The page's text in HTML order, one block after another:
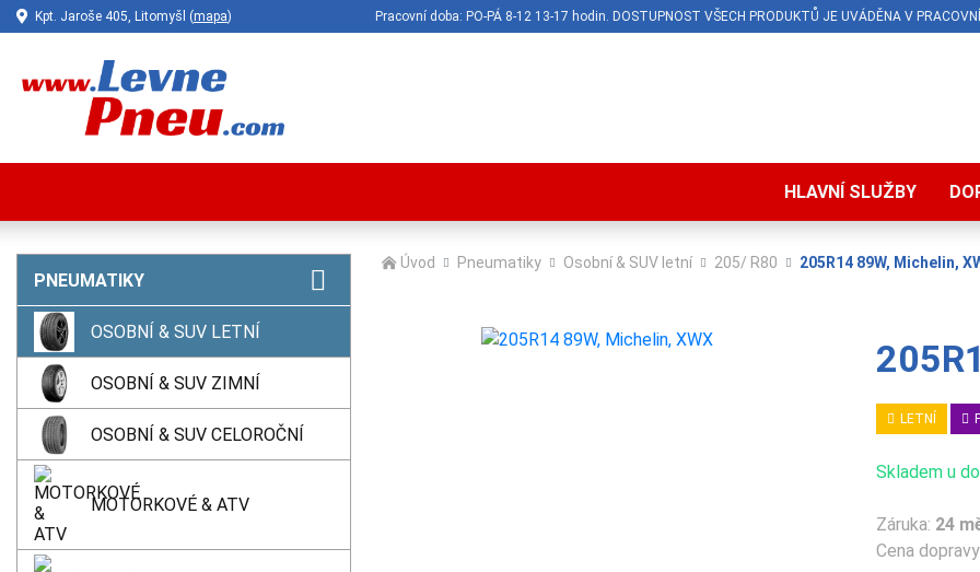
Kpt. Jaroše 405, Litomyšl (mapa) Pracovní doba: PO-PÁ 8-12 13-17 hodin. DOSTUPNOST VŠECH PRODUKTŮ JE UVÁDĚNA V
HLAVNÍ SLUŽBY
PNEUMATIKY
OSOBNÍ & SUV LETNÍ
OSOBNÍ & SUV ZIMNÍ
OSOBNÍ & SUV CELOROČNÍ
MOTORKOVÉ & ATV
Úvod Pneumatiky Osobní & SUV letní 205/ R80 205R14 89W, Michelin,
LETNÍ
Skladem u
Záruka: 24
Cena